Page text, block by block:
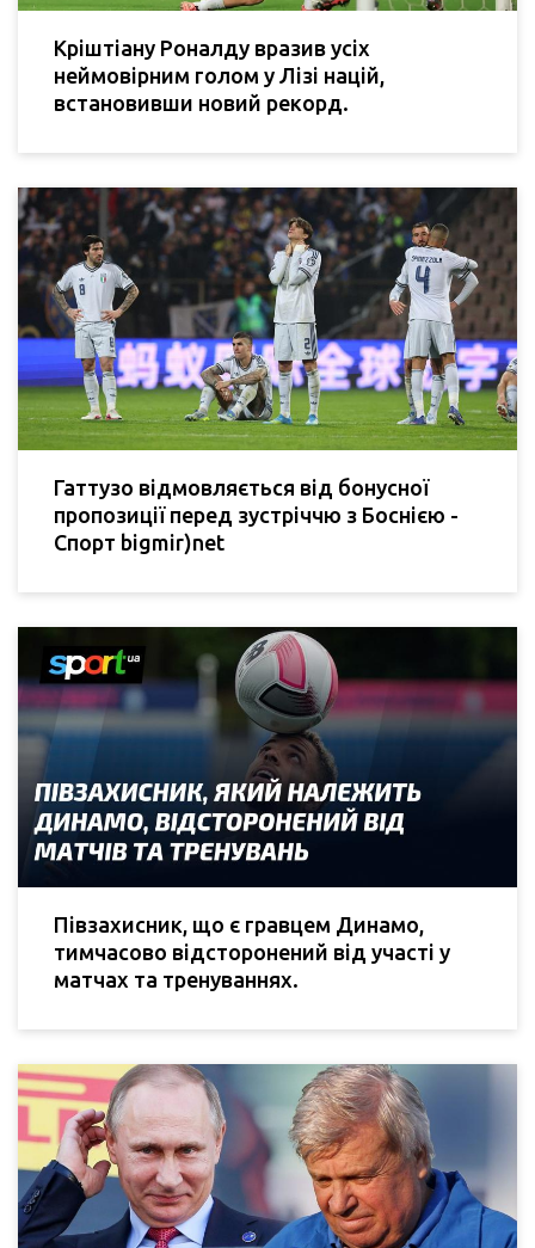
Кріштіану Роналду вразив усіх
неймовірним голом у Лізі націй,
встановивши новий рекорд.
Гаттузо відмовляється від бонусної
пропозиції перед зустріччю з Боснією -
Спорт bigmir)net
Півзахисник, що є гравцем Динамо,
тимчасово відсторонений від участі у
матчах та тренуваннях.